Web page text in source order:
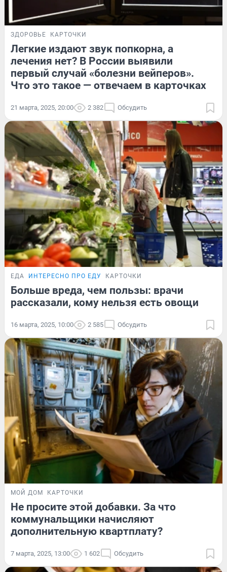
ЗДОРОВЬЕ КАРТОЧКИ
Легкие издают звук попкорна, а
лечения нет? В России выявили
первый случай «болезни вейперов».
Что это такое — отвечаем в карточках
21 марта, 2025, 20:00 2 382 Обсудить
ЕДА ИНТЕРЕСНО ПРО ЕДУ КАРТОЧКИ
Больше вреда, чем пользы: врачи
рассказали, кому нельзя есть овощи
16 марта, 2025, 10:00 2 585 Обсудить
МОЙ ДОМ КАРТОЧКИ
Не просите этой добавки. За что
коммунальщики начисляют
дополнительную квартплату?
7 марта, 2025, 13:00 1 602 Обсудить